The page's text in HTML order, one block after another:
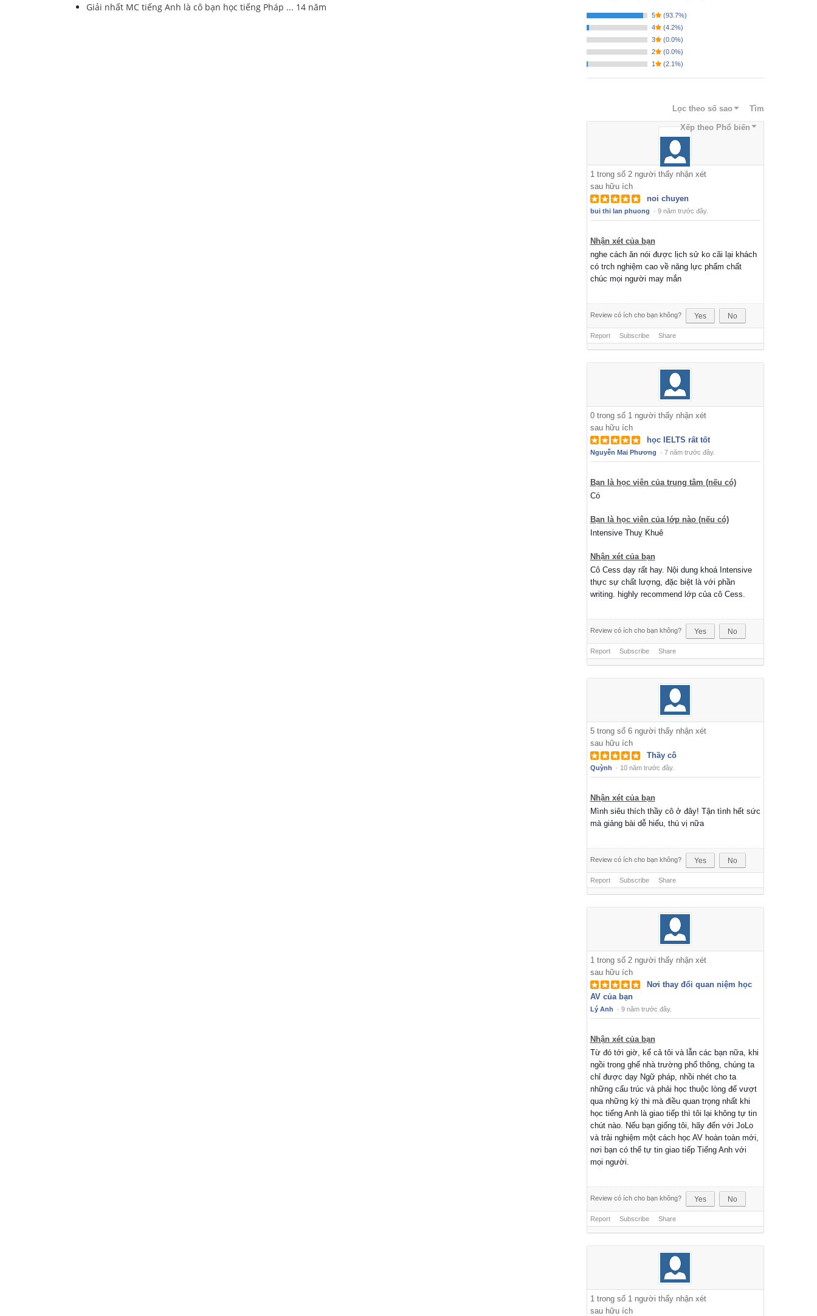
Giải nhất MC tiếng Anh là cô bạn học tiếng Pháp ... 14 năm
5 (93.7%)
4
(4.2%)
3
(0.0%)
2
(0.0%)
1
(2.1%)
Tìm
Lọc theo số sao
Xếp theo Phổ biến
1trong số 2người thấy nhận xét
sau hữu ích
noi chuyen
bui thi lan phuong · 9 năm trước đây.
Nhận xét của bạn
nghe cách ăn nói được lịch sử ko cãi lại khách
có trch nghiệm cao về năng lực phẩm chất
chúc mọi người may mắn
Review có ích cho bạn không? Yes No
Report Subscribe Share
0trong số 1người thấy nhận xét
sau hữu ích
học IELTS rất tốt
Nguyễn Mai Phương · 7 năm trước đây.
Bạn là học viên của trung tâm (nếu có)
Có
Bạn là học viên của lớp nào (nếu có)
Intensive Thuỵ Khuê
Nhận xét của bạn
Cô Cess dạy rất hay. Nội dung khoá Intensive
thực sự chất lượng, đặc biệt là với phần
writing. highly recommend lớp của cô Cess.
Review có ích cho bạn không? Yes No
Report Subscribe Share
5trong số 6người thấy nhận xét
sau hữu ích
Thầy cô
Quỳnh · 10 năm trước đây.
Nhận xét của bạn
Mình siêu thích thầy cô ở đây! Tận tình hết sức
mà giảng bài dễ hiểu, thú vị nữa
Review có ích cho bạn không? Yes No
Report Subscribe Share
1trong số 2người thấy nhận xét
sau hữu ích
Nơi thay đổi quan niệm học
AV của bạn
Lý Anh · 9 năm trước đây.
Nhận xét của bạn
Từ đó tới giờ, kể cả tôi và lẫn các bạn nữa, khi
ngồi trong ghế nhà trường phổ thông, chúng ta
chỉ được dạy Ngữ pháp, nhồi nhét cho ta
những cấu trúc và phải học thuộc lòng để vượt
qua những kỳ thi mà điều quan trọng nhất khi
học tiếng Anh là giao tiếp thì tôi lại không tự tin
chút nào. Nếu bạn giống tôi, hãy đến với JoLo
và trải nghiệm một cách học AV hoàn toàn mới,
nơi bạn có thể tự tin giao tiếp Tiếng Anh với
mọi người.
Review có ích cho bạn không? Yes No
Report Subscribe Share
1trong số 1người thấy nhận xét
sau hữu ích